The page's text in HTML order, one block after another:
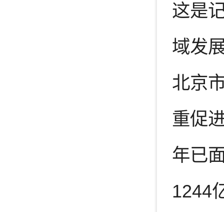
这是
域发
北京
重促
年已
1244